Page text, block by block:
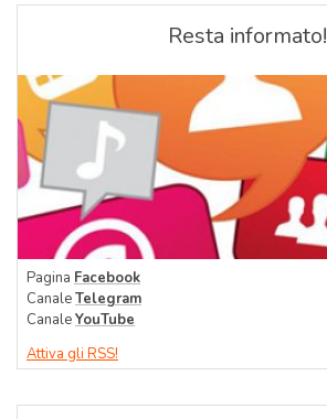
Resta informato!
Pagina Facebook
CanaleTelegram
CanaleYouTube
Attiva gli RSS!